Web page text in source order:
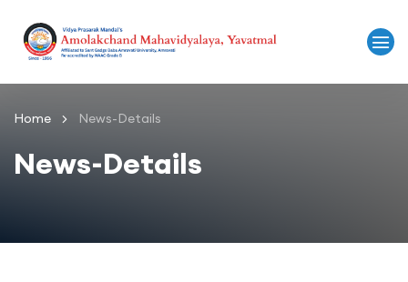
Home News-Details
News-Details